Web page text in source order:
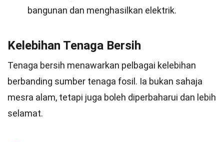
bangunan dan menghasilkan elektrik.
Kelebihan Tenaga Bersih
Tenaga bersih menawarkan pelbagai kelebihan
berbanding sumber tenaga fosil. Ia bukan sahaja
mesra alam, tetapi juga boleh diperbaharui dan lebih
selamat.